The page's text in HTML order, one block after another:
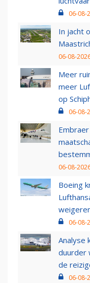
06-08-
In jacht
06-08-
Meer
meer
op
06-08-
06-08-
Boeing
06-08-
Analyse
duurder
de
06-08-